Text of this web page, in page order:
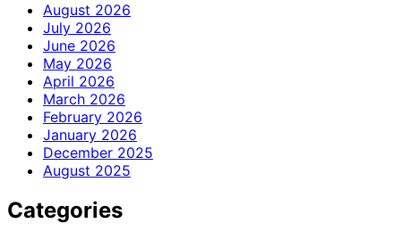
August 2026
July 2026
June 2026
May 2026
April 2026
March 2026
February 2026
January 2026
December 2025
August 2025
Categories